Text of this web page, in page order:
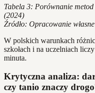
Tabela 3: Porównanie
(2024)
Źródło: Opracowanie
W polskich warunkach
szkołach i na uczelniach
minuta.
Krytyczna analiza:
czy tanio znaczy